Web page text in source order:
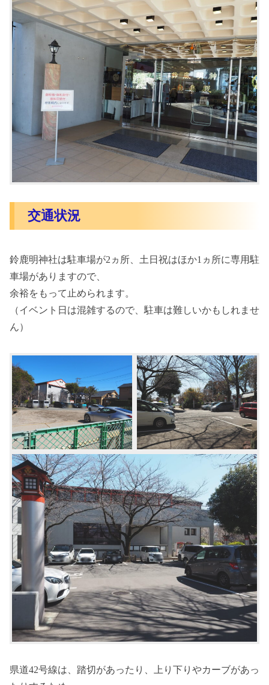
交通状況
鈴鹿明神社は駐車場が2ヵ所、土日祝はほか1ヵ所に専用駐
車場がありますので、
余裕をもって止められます。
（イベント日は混雑するので、駐車は難しいかもしれませ
ん）
県道42号線は、踏切があったり、上り下りやカーブがあっ